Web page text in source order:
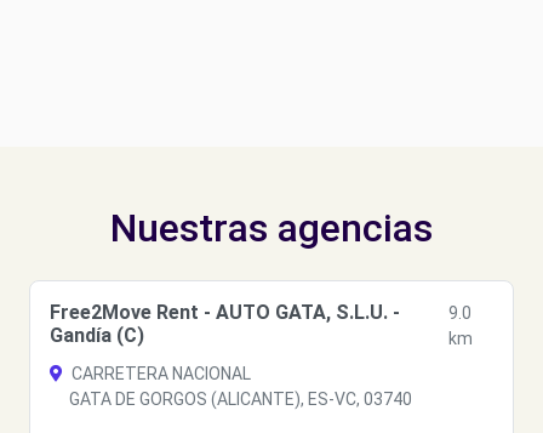
Nuestras agencias
Free2Move Rent - AUTO GATA, S.L.U. -
Gandía (C)
9.0
km
CARRETERA NACIONAL
GATA DE GORGOS (ALICANTE), ES-VC, 03740